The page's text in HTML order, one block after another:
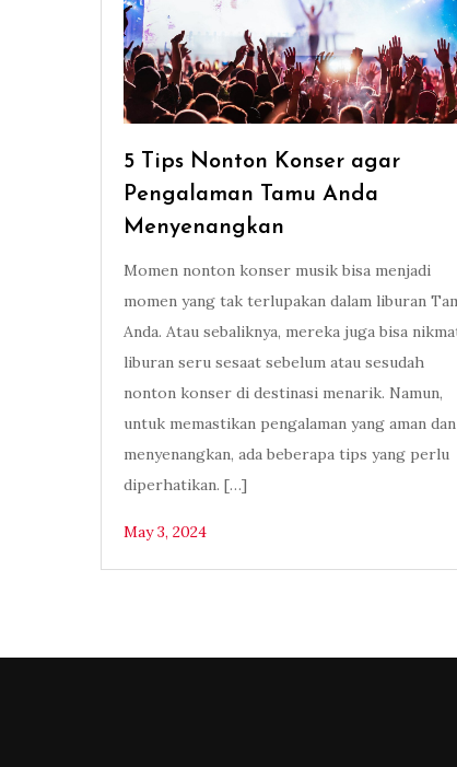
5 Tips Nonton Konser agar
Pengalaman Tamu Anda
Menyenangkan
Momen nonton konser musik bisa menjadi
momen yang tak terlupakan dalam liburan
Anda. Atau sebaliknya, mereka juga bisa
liburan seru sesaat sebelum atau sesudah
nonton konser di destinasi menarik. Namun,
untuk memastikan pengalaman yang aman dan
menyenangkan, ada beberapa tips yang perlu
diperhatikan. […]
May 3, 2024